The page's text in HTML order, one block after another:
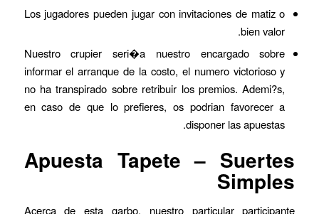
Los jugadores pueden jugar con invitaciones de matiz o
bien valor.
Nuestro crupier seri�a nuestro encargado sobre
informar el arranque de la costo, el numero victorioso y
no ha transpirado sobre retribuir los premios. Ademi?s,
en caso de que lo prefieres, os podrian favorecer a
disponer las apuestas.
Apuesta Tapete – Suertes
Simples
Acerca de esta garbo, nuestro particular participante